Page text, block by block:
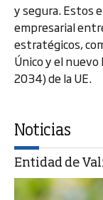
y segura. Estos
empresarial
estratégicos,
Único y el
2034) de la UE.
Noticias
Entidad de